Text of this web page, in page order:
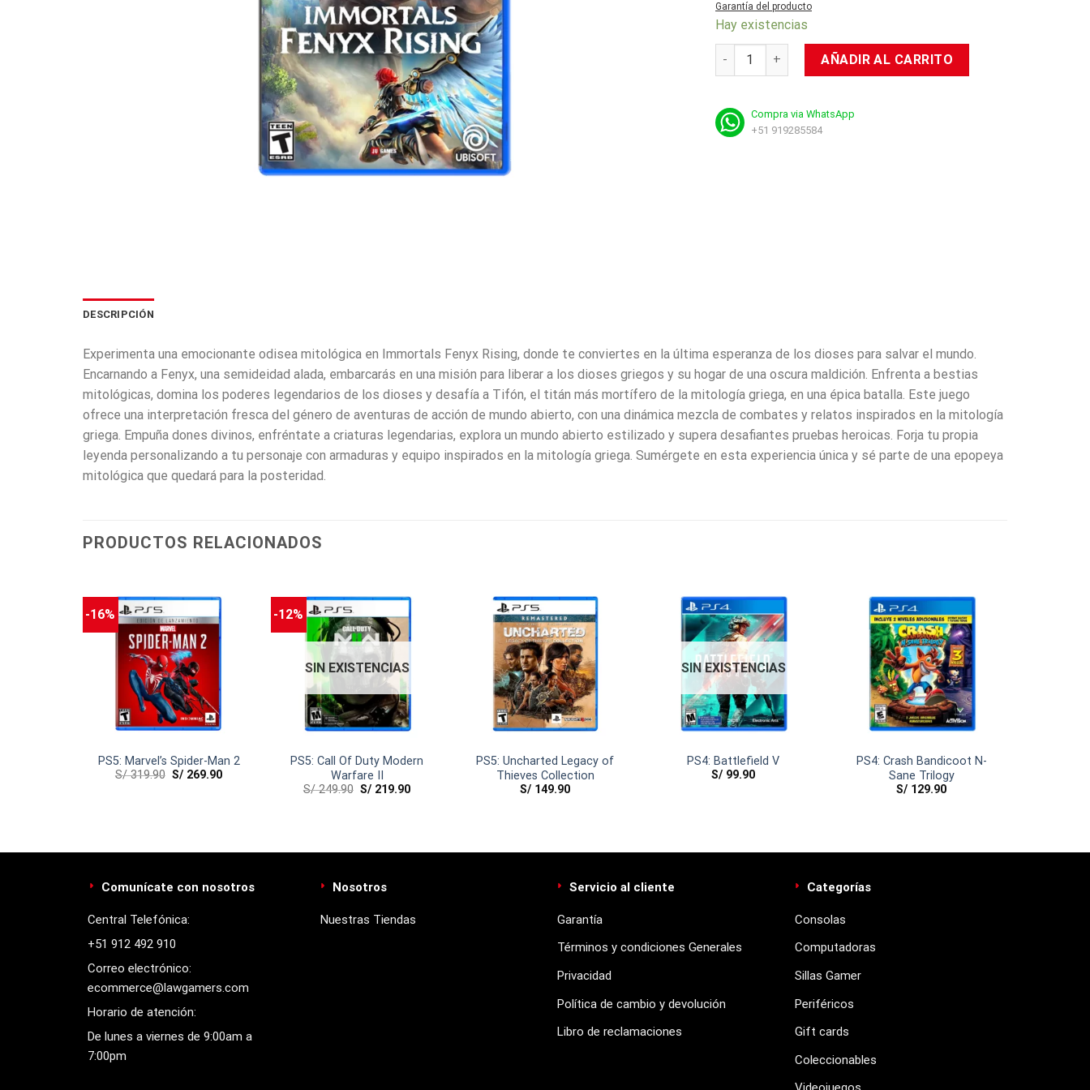
Garantía del producto
Hay existencias
PS5: Inmortals Fenyx Rising cantidad
AÑADIR AL CARRITO
Compra via WhatsApp
+51 919285584
DESCRIPCIÓN
Experimenta una emocionante odisea mitológica en Immortals Fenyx Rising, donde te conviertes en la última esperanza de los dioses para salvar el mundo.
Encarnando a Fenyx, una semideidad alada, embarcarás en una misión para liberar a los dioses griegos y su hogar de una oscura maldición. Enfrenta a bestias
mitológicas, domina los poderes legendarios de los dioses y desafía a Tifón, el titán más mortífero de la mitología griega, en una épica batalla. Este juego
ofrece una interpretación fresca del género de aventuras de acción de mundo abierto, con una dinámica mezcla de combates y relatos inspirados en la mitología
griega. Empuña dones divinos, enfréntate a criaturas legendarias, explora un mundo abierto estilizado y supera desafiantes pruebas heroicas. Forja tu propia
leyenda personalizando a tu personaje con armaduras y equipo inspirados en la mitología griega. Sumérgete en esta experiencia única y sé parte de una epopeya
mitológica que quedará para la posteridad.
PRODUCTOS RELACIONADOS
-16%
PS5: Marvel’s Spider-Man 2
S/319.90 S/ 269.90
-12%
SIN EXISTENCIAS
PS5: Call Of Duty Modern
Warfare II
S/249.90 S/ 219.90
PS5: Uncharted Legacy of
Thieves Collection
S/ 149.90
SIN EXISTENCIAS
PS4: Battlefield V
S/ 99.90
PS4: Crash Bandicoot N-
Sane Trilogy
S/ 129.90
Comunícate con nosotros
Central Telefónica:
+51 912 492 910
Correo electrónico:
ecommerce@lawgamers.com
Horario de atención:
De lunes a viernes de 9:00am a
7:00pm
Nosotros
Nuestras Tiendas
Servicio al cliente
Garantía
Términos y condiciones Generales
Privacidad
Política de cambio y devolución
Libro de reclamaciones
Categorías
Consolas
Computadoras
Sillas Gamer
Periféricos
Gift cards
Coleccionables